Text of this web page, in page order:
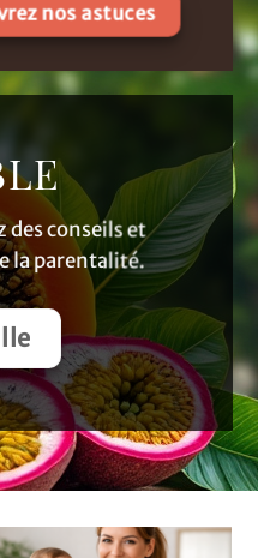
nos astuces
conseils et
la parentalité.